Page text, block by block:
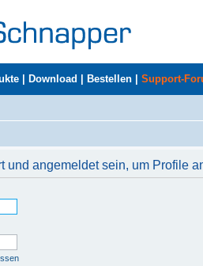
Download Bestellen Support-
und angemeldet sein, um Profile